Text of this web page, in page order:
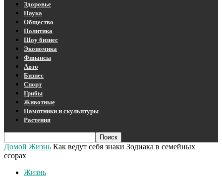
Здоровье
Наука
Общество
Политика
Шоу бизнес
Экономика
Финансы
Авто
Бизнес
Спорт
Грибы
Животные
Памятники и скульптуры
Растения
Домой Жизнь Как ведут себя знаки Зодиака в семейных
ссорах
Жизнь